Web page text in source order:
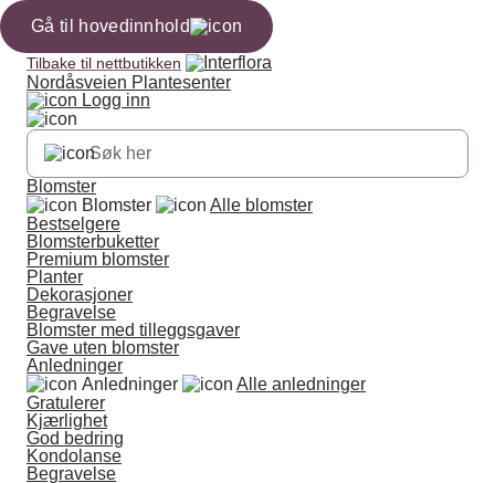
Gå til hovedinnhold
Tilbake til nettbutikken
Nordåsveien Plantesenter
Logg inn
Blomster
Blomster
Alle blomster
Bestselgere
Blomsterbuketter
Premium blomster
Planter
Dekorasjoner
Begravelse
Blomster med tilleggsgaver
Gave uten blomster
Anledninger
Anledninger
Alle anledninger
Gratulerer
Kjærlighet
God bedring
Kondolanse
Begravelse